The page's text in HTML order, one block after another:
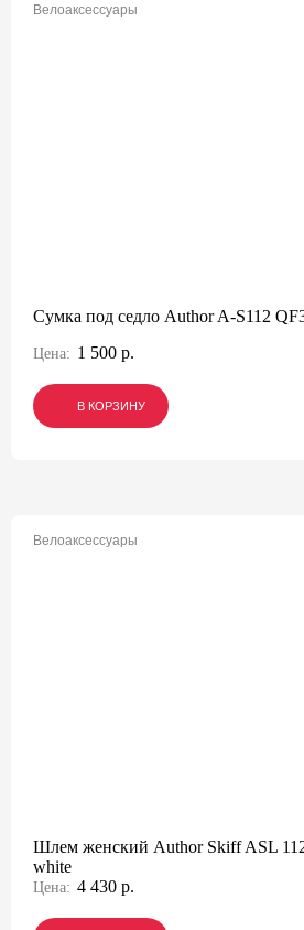
Велоаксессуары
Сумка под седло Author A-S112
Цена: 1 500 р.
В КОРЗИНУ
В КОРЗИНУ
В КОРЗИНУ
Велоаксессуары
Шлем женский Author Skiff ASL
white
Цена: 4 430 р.